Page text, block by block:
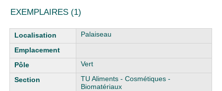
EXEMPLAIRES (1)
Liste des exemplaires Palaiseau
Vert
TU Aliments - Cosmétiques -
Biomatériaux